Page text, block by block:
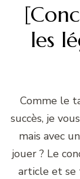
les
Comme le
succès, je
mais avec
jouer ? Le
article et se